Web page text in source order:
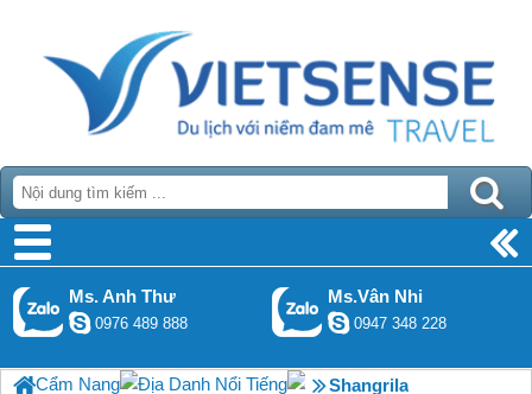
Ms. Anh Thư
0976 489 888
Ms.Vân Nhi
0947 348 228
Cẩm Nang Địa Danh Nổi Tiếng Shangrila